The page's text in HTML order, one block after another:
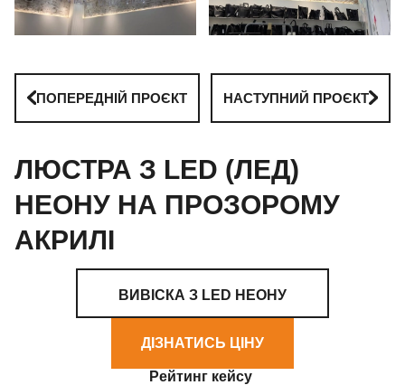
ПОПЕРЕДНІЙ ПРОЄКТ НАСТУПНИЙ ПРОЄКТ
ЛЮСТРА З LED (ЛЕД)
НЕОНУ НА ПРОЗОРОМУ
АКРИЛІ
ВИВІСКА З LED НЕОНУ
ДІЗНАТИСЬ ЦІНУ
Рейтинг кейсу